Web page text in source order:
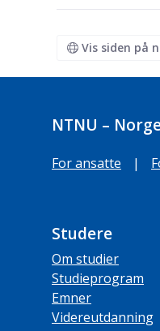
Vis siden på
NTNU –
For ansatte |
Studere
Om studier
Studieprogram
Emner
Videreutdanning